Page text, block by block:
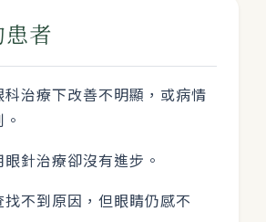
者
科治療下改善不明顯，或病情
針治療卻沒有進步。
找不到原因，但眼睛仍感不